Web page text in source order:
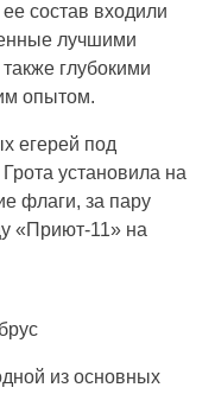
состав входили
лучшими
глубокими
опытом.
егерей под
установила на
флаги, за пару
«Приют-11» на
из основных